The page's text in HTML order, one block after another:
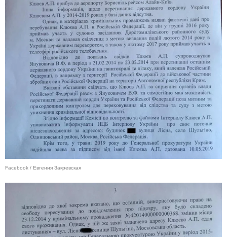
Facebook / Евгения Закревская